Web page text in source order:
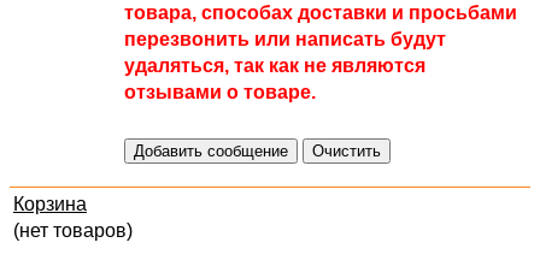
товара, способах доставки и просьбами
перезвонить или написать будут
удаляться, так как не являются
отзывами о товаре.
Корзина
(нет товаров)